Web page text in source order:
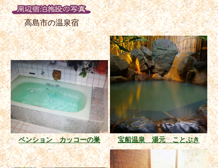
高島市の温泉宿
ペンション カッコーの巣 宝船温泉 湯元 ことぶき